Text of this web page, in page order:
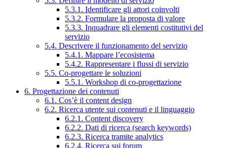
5.3.1. Identificare gli attori coinvolti
5.3.2. Formulare la proposta di valore
5.3.3. Inquadrare gli elementi costitutivi del
servizio
5.4. Descrivere il funzionamento del servizio
5.4.1. Mappare l’ecosistema
5.4.2. Rappresentare i flussi di servizio
5.5. Co-progettare le soluzioni
5.5.1. Workshop di co-progettazione
6. Progettazione dei contenuti
6.1. Cos’è il content design
6.2. Ricerca utente sui contenuti e il linguaggio
6.2.1. Content discovery
6.2.2. Dati di ricerca (search keywords)
6.2.3. Ricerca tramite analytics
6.2.4. Ricerca sui forum